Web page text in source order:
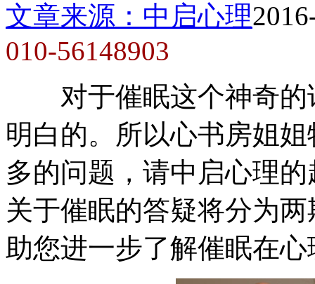
文章来源：中启心理
010-56148903
对于催眠这个神奇的
明白的。所以心书房姐
多的问题，请中启心理
关于催眠的答疑将分为
助您进一步了解催眠在